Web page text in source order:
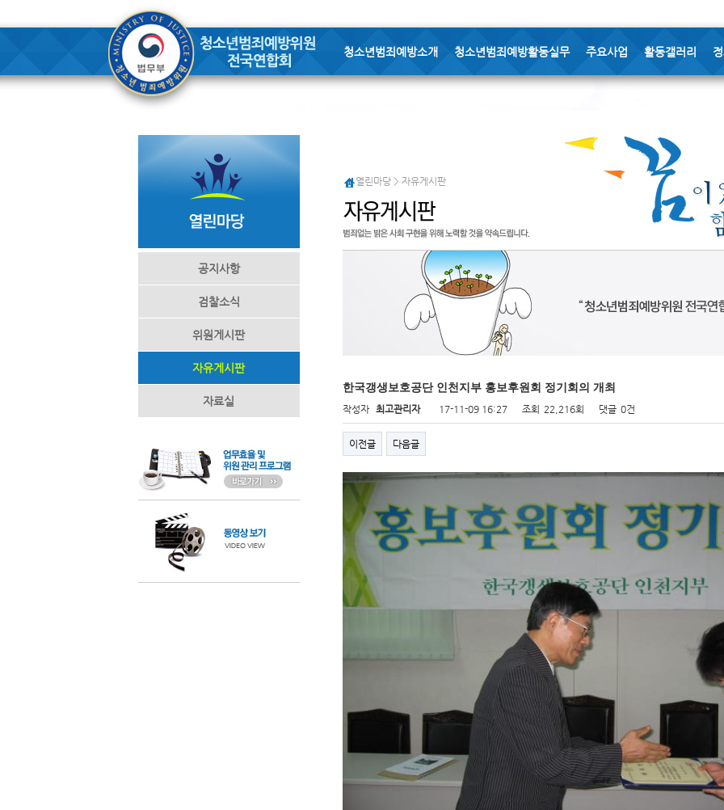
청소년범죄예방소개 청소년범죄예방활동실무 주요사업 활동갤러리
공지사항
검찰소식
위원게시판
자유게시판
자료실
열린마당 > 자유게시판
한국갱생보호공단 인천지부 홍보후원회 정기회의 개최
작성자 최고관리자 17-11-09 16:27 조회 22,216회 댓글 0건
이전글 다음글